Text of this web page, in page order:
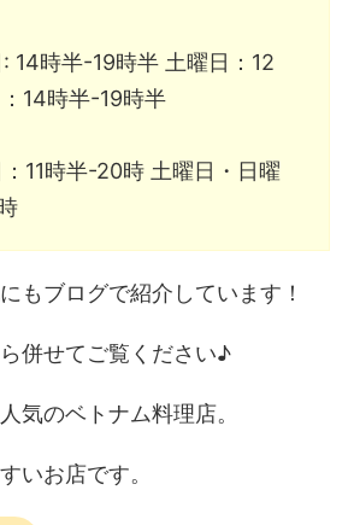
14時半-19時半 土曜日：12
14時半-19時半
11時半-20時 土曜日・日曜
もブログで紹介しています！
併せてご覧ください♪
気のベトナム料理店。
いお店です。